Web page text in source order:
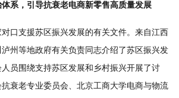
，引导抗衰老电商新零售高质量发展
支援苏区振兴发展的有关文件。来自江西
州等地政府有关负责同志介绍了苏区振兴发
员围绕支持苏区发展和乡村振兴开展了讨
衰老专业委员会、北京工商大学电商与物流